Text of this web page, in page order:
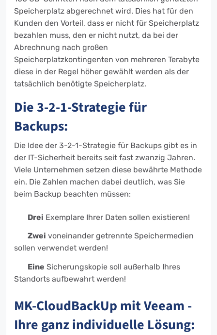
Speicherplatz abgerechnet wird. Dies hat für den
Kunden den Vorteil, dass er nicht für Speicherplatz
bezahlen muss, den er nicht nutzt, da bei der
Abrechnung nach großen
Speicherplatzkontingenten von mehreren Terabyte
diese in der Regel höher gewählt werden als der
tatsächlich benötigte Speicherplatz.
Die 3-2-1-Strategie für
Backups:
Die Idee der 3-2-1-Strategie für Backups gibt es in
der IT-Sicherheit bereits seit fast zwanzig Jahren.
Viele Unternehmen setzen diese bewährte Methode
ein. Die Zahlen machen dabei deutlich, was Sie
beim Backup beachten müssen:
Drei Exemplare Ihrer Daten sollen existieren!
Zwei voneinander getrennte Speichermedien
sollen verwendet werden!
Eine Sicherungskopie soll außerhalb Ihres
Standorts aufbewahrt werden!
MK-CloudBackUp mit Veeam -
Ihre ganz individuelle Lösung: